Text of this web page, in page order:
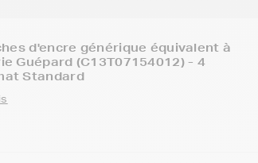
d'encre générique équivalent à
Guépard (C13T07154012) - 4
Standard